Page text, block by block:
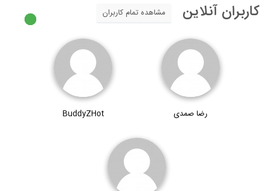
آنلاین مشاهده تمام کاربران
رضا صمدی BuddyZHot